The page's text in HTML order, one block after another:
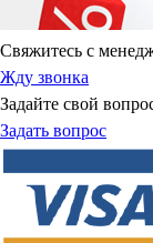
Свяжитесь с
Жду звонка
Задайте свой
Задать вопрос